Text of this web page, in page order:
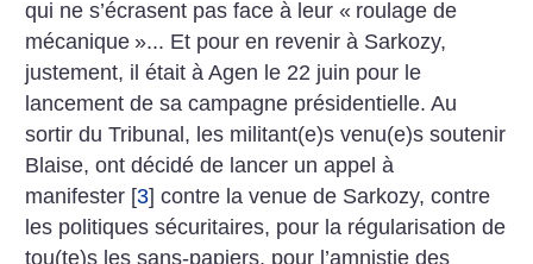
qui ne s’écrasent pas face à leur « roulage de
mécanique »... Et pour en revenir à Sarkozy,
justement, il était à Agen le 22 juin pour le
lancement de sa campagne présidentielle. Au
sortir du Tribunal, les militant(e)s venu(e)s soutenir
Blaise, ont décidé de lancer un appel à
manifester [3] contre la venue de Sarkozy, contre
les politiques sécuritaires, pour la régularisation de
tou(te)s les sans-papiers, pour l’amnistie des